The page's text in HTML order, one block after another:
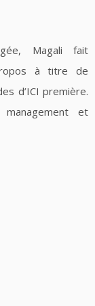
Magali fait
à titre de
d’ICI première.
et